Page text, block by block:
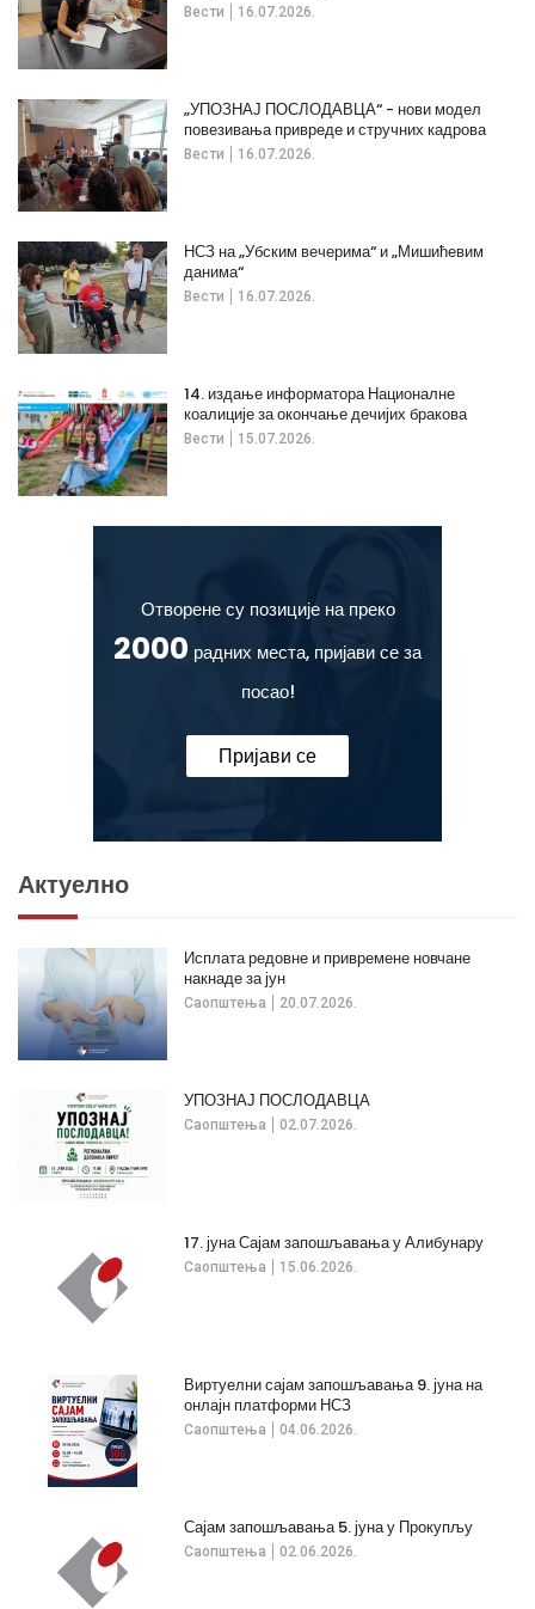
Вести 16.07.2026.
Вести 16.07.2026.
„УПОЗНАЈ ПОСЛОДАВЦА“ - нови модел
повезивања привреде и стручних кадрова
Вести 16.07.2026.
НСЗ на „Убским вечерима“ и „Мишићевим
данима“
Вести 15.07.2026.
14. издање информатора Националне
коалиције за окончање дечијих бракова
Отворене су позиције на преко
2000 радних места, пријави се за
посао!
Пријави се
Актуелно
Саопштења 20.07.2026.
Исплата редовне и привремене новчане
накнаде за јун
Саопштења 02.07.2026.
УПОЗНАЈ ПОСЛОДАВЦА
Саопштења 15.06.2026.
17. јуна Сајам запошљавања у Алибунару
Саопштења 04.06.2026.
Виртуелни сајам запошљавања 9. јуна на
онлајн платформи НСЗ
Саопштења 02.06.2026.
Сајам запошљавања 5. јуна у Прокупљу